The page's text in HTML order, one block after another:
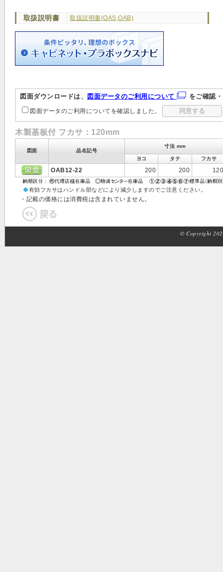
取扱説明書 取扱説明書(OAS,OAB)
図面ダウンロードは、 図面データのご利用について をご確認
図面データのご利用についてを確認しました。
木製基板付 フカサ：120mm
図面 品名記号
寸法 mm
ヨコ タテ フカサ
OAB12-22 200 200 120
◆有効フカサはハンドル部などにより減少しますのでご注意ください。
・記載の価格には消費税は含まれていません。
© Copyright